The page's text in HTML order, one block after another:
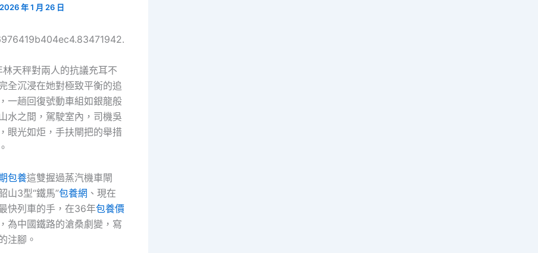
2026 年 1 月 26 日
天秤對兩人的抗議充耳不
全沉浸在她對極致平衡的追
一趟回復號動車組如銀龍般
水之間，駕駛室內，司機吳
眼光如炬，手扶閘把的舉措
包養這雙握過蒸汽機車閘
山3型“鐵馬”包養網 、現在
快列車的手，在36年包養價
為中國鐵路的滄桑劇變，寫
注腳。